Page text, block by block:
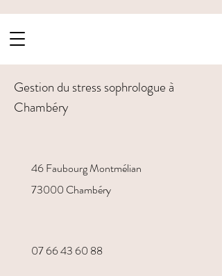
Gestion du stress sophrologue à
Chambéry
46 Faubourg Montmélian
73000 Chambéry
07 66 43 60 88